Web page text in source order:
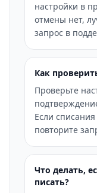
настройки в
отмены нет,
запрос в
Как
Проверьте
Если
повторите
Что делать,
писать?